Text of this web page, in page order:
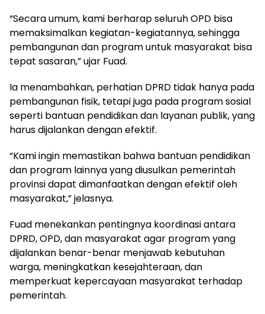
“Secara umum, kami berharap seluruh OPD bisa
memaksimalkan kegiatan-kegiatannya, sehingga
pembangunan dan program untuk masyarakat bisa
tepat sasaran,” ujar Fuad.
Ia menambahkan, perhatian DPRD tidak hanya pada
pembangunan fisik, tetapi juga pada program sosial
seperti bantuan pendidikan dan layanan publik, yang
harus dijalankan dengan efektif.
“Kami ingin memastikan bahwa bantuan pendidikan
dan program lainnya yang diusulkan pemerintah
provinsi dapat dimanfaatkan dengan efektif oleh
masyarakat,” jelasnya.
Fuad menekankan pentingnya koordinasi antara
DPRD, OPD, dan masyarakat agar program yang
dijalankan benar-benar menjawab kebutuhan
warga, meningkatkan kesejahteraan, dan
memperkuat kepercayaan masyarakat terhadap
pemerintah.